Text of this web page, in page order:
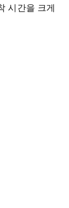
시간을 크게